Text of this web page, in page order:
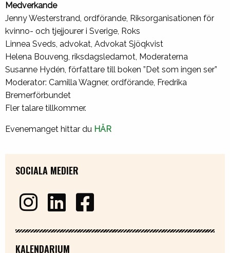
Medverkande
Jenny Westerstrand, ordförande, Riksorganisationen för
kvinno- och tjejjourer i Sverige, Roks
Linnea Sveds, advokat, Advokat Sjöqkvist
Helena Bouveng, riksdagsledamot, Moderaterna
Susanne Hydén, författare till boken ”Det som ingen ser”
Moderator: Camilla Wagner, ordförande, Fredrika
Bremerförbundet
Fler talare tillkommer.
Evenemanget hittar du HÄR
SOCIALA MEDIER
KALENDARIUM